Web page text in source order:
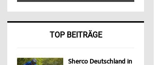
TOP BEITRÄGE
Sherco Deutschland in